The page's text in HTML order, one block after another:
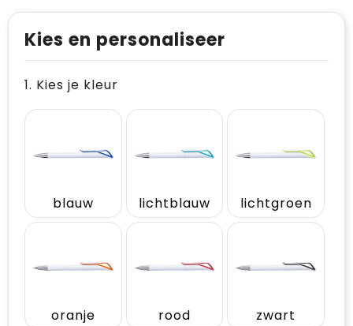
Kies en personaliseer
1. Kies je kleur
blauw lichtblauw lichtgroen
oranje rood zwart